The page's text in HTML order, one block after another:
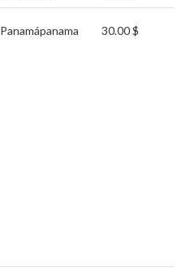
Panamápanama 30.00 $